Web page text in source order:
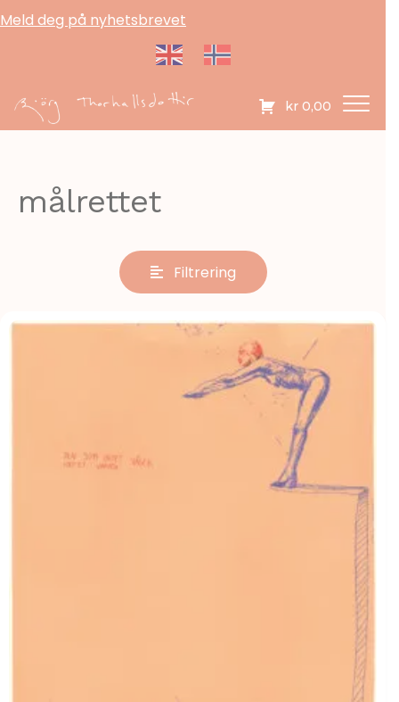
Meld deg på nyhetsbrevet
kr 0,00
målrettet
Filtrering